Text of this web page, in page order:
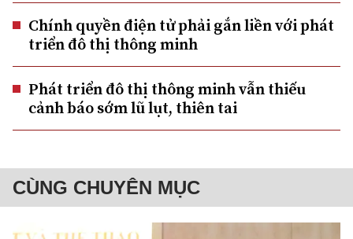
Chính quyền điện tử phải gắn liền với phát
triển đô thị thông minh
Phát triển đô thị thông minh vẫn thiếu
cảnh báo sớm lũ lụt, thiên tai
CÙNG CHUYÊN MỤC